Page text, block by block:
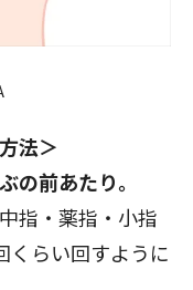
法＞
前あたり。
指・薬指・小指
くらい回すように